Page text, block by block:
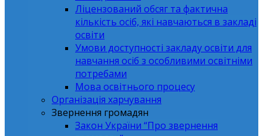
Ліцензований обсяг та фактична
кількість осіб, які навчаються в закладі
освіти
Умови доступності закладу освіти для
навчання осіб з особливими освітніми
потребами
Мова освітнього процесу
Організація харчування
Звернення громадян
Закон України “Про звернення